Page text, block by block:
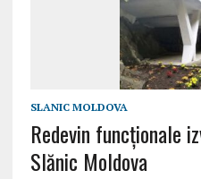
SLANIC MOLDOVA
Redevin funcționale
Slănic Moldova